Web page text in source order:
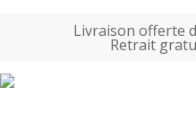
content
Livraison offerte
Retrait